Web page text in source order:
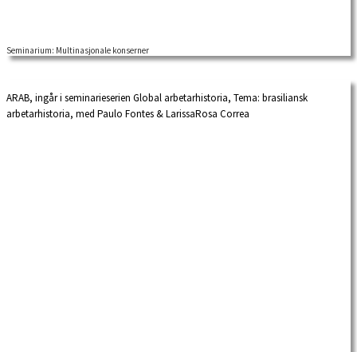
Seminarium: Multinasjonale konserner
ARAB, ingår i seminarieserien Global arbetarhistoria, Tema: brasiliansk
arbetarhistoria, med Paulo Fontes & LarissaRosa Correa